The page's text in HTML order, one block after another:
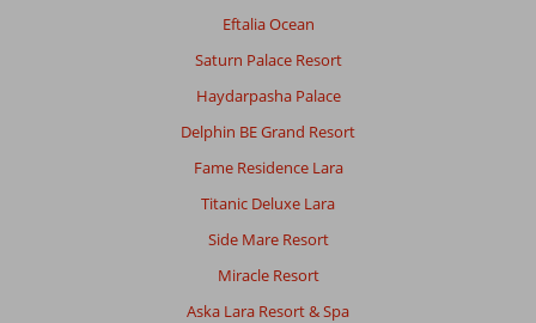
Eftalia Ocean
Saturn Palace Resort
Haydarpasha Palace
Delphin BE Grand Resort
Fame Residence Lara
Titanic Deluxe Lara
Side Mare Resort
Miracle Resort
Aska Lara Resort & Spa